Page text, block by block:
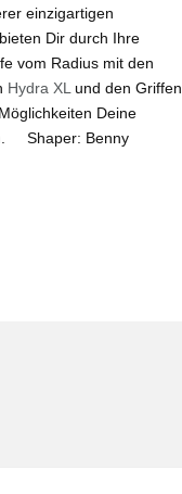
einzigartigen
Dir durch Ihre
vom Radius mit den
Hydra XL und den Griffen
Deine
Shaper: Benny